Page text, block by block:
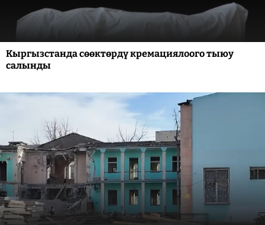
Кыргызстанда сөөктөрдү кремациялоого тыюу
салынды